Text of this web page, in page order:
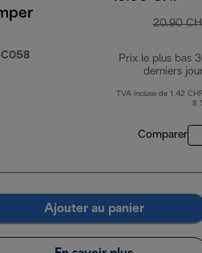
CHF
20.90
Prix le plus bas
derniers
TVA incluse de 1.42
8
Comparer
Ajouter au panier